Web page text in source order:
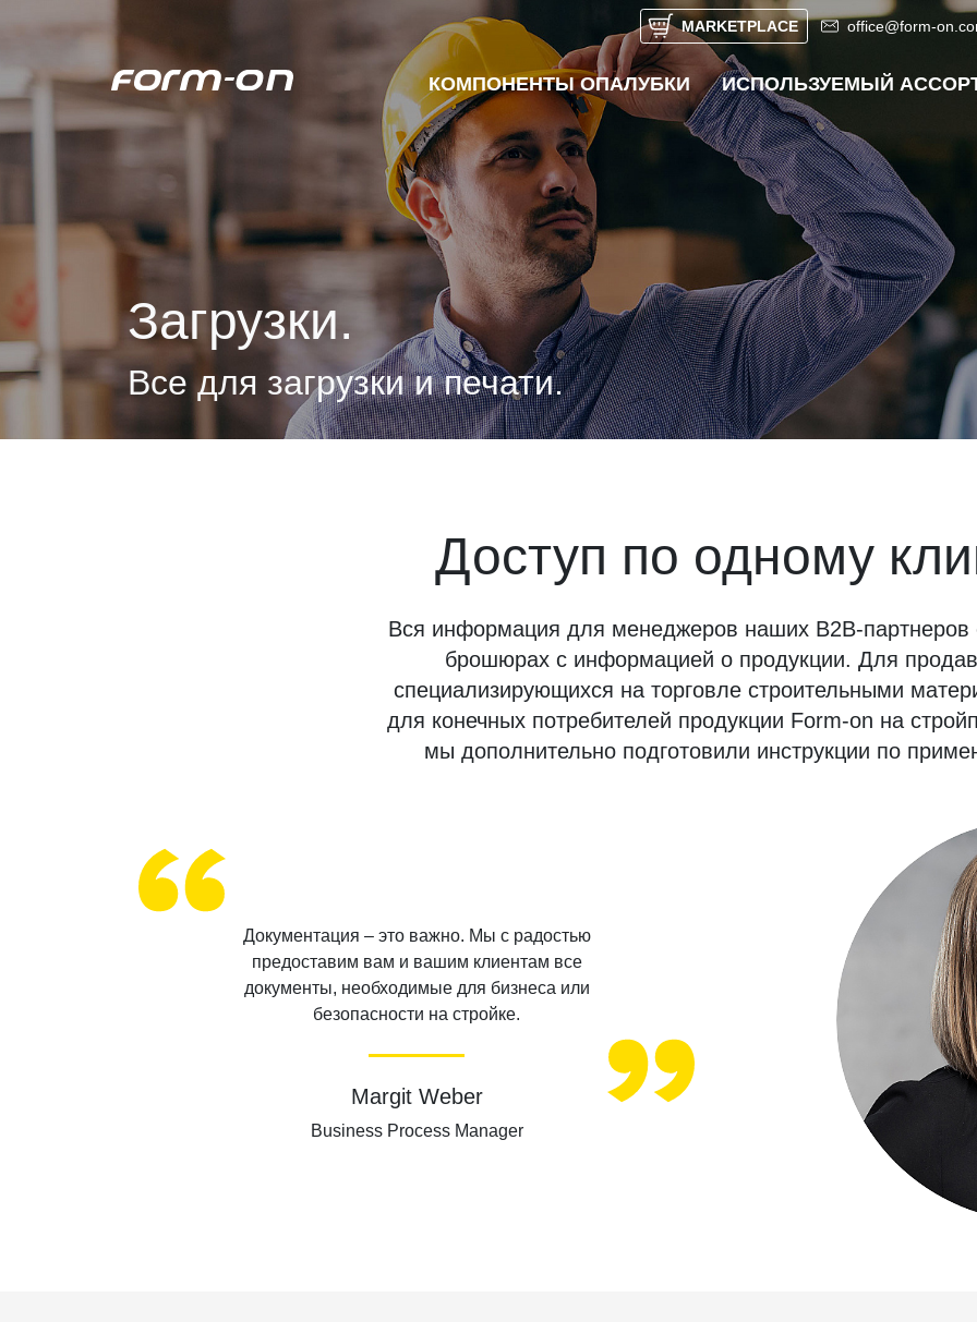
MARKETPLACE office@form-
КОМПОНЕНТЫ ОПАЛУБКИ UNTERMENÜ ÖFFNEN
ИСПОЛЬЗУЕМЫЙ
Загрузки.
Все для загрузки и печати.
Доступ по одному
Вся информация для менеджеров наших B2B-партнеров
брошюрах с информацией о продукции. Для
специализирующихся на торговле строительными
для конечных потребителей продукции Form-on на
мы дополнительно подготовили инструкции по
Документация – это важно. Мы с радостью
предоставим вам и вашим клиентам все
документы, необходимые для бизнеса или
безопасности на стройке.
Margit Weber
Business Process Manager